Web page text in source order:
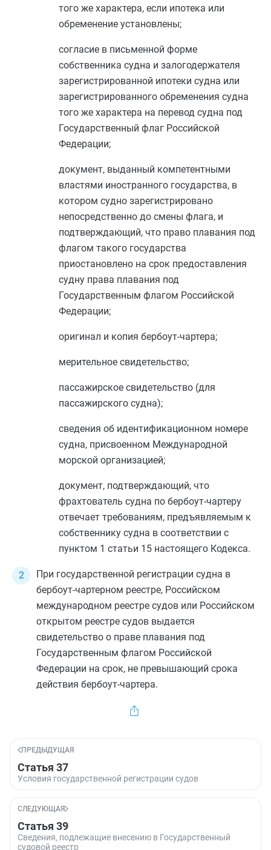
того же характера, если ипотека или
обременение установлены;
согласие в письменной форме
собственника судна и залогодержателя
зарегистрированной ипотеки судна или
зарегистрированного обременения судна
того же характера на перевод судна под
Государственный флаг Российской
Федерации;
документ, выданный компетентными
властями иностранного государства, в
котором судно зарегистрировано
непосредственно до смены флага, и
подтверждающий, что право плавания под
флагом такого государства
приостановлено на срок предоставления
судну права плавания под
Государственным флагом Российской
Федерации;
оригинал и копия бербоут-чартера;
мерительное свидетельство;
пассажирское свидетельство (для
пассажирского судна);
сведения об идентификационном номере
судна, присвоенном Международной
морской организацией;
документ, подтверждающий, что
фрахтователь судна по бербоут-чартеру
отвечает требованиям, предъявляемым к
собственнику судна в соответствии с
пунктом 1 статьи 15 настоящего Кодекса.
При государственной регистрации судна в
бербоут-чартерном реестре, Российском
международном реестре судов или Российском
открытом реестре судов выдается
свидетельство о праве плавания под
Государственным флагом Российской
Федерации на срок, не превышающий срока
действия бербоут-чартера.
ПРЕДЫДУЩАЯ
Статья 37
Условия государственной регистрации судов
СЛЕДУЮЩАЯ
Статья 39
Сведения, подлежащие внесению в Государственный
судовой реестр